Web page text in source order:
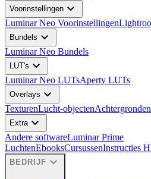
Voorinstellingen expand_more
Luminar Neo Voorinstellingen
Bundels expand_more
Luminar Neo Bundels
LUT's expand_more
Luminar Neo LUTsAperty LUTs
Overlays expand_more
TexturenLucht-objectenAchtergronden
Extraexpand_more
Andere softwareLuminar Prime
LuchtenEbooksCursussenInstructies
BEDRIJF expand_more